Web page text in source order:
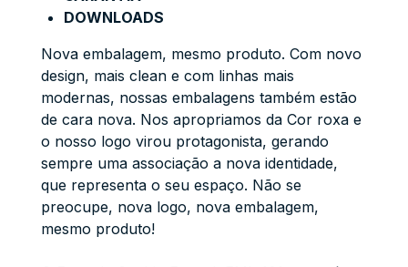
DOWNLOADS
Nova embalagem, mesmo produto. Com novo
design, mais clean e com linhas mais
modernas, nossas embalagens também estão
de cara nova. Nos apropriamos da Cor roxa e
o nosso logo virou protagonista, gerando
sempre uma associação a nova identidade,
que representa o seu espaço. Não se
preocupe, nova logo, nova embalagem,
mesmo produto!